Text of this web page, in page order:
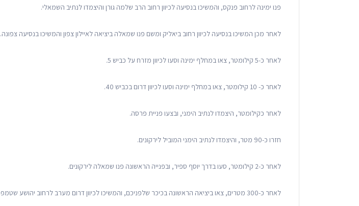
פנו ימינה לרחוב פנקס, והמשיכו בנסיעה לכיוון רחוב הרב שלמה גורן והיצמדו לנתיב השמאלי.
לאחר מכן המשיכו בנסיעה לכיוון רחוב ביאליק ומשם פנו שמאלה ביציאה לאיילון צפון והמשיכו בנסיעה צפונה.
לאחר כ-5 קילומטר, צאו במחלף ימינה וסעו לכיוון מזרח על כביש 5.
לאחר כ- 10 קילומטר, צאו במחלף ימינה וסעו לכיוון דרום בכביש 40.
לאחר כקילומטר, היצמדו לנתיב הימני, ובצעו פניית פרסה.
חזרו כ-90 מטר, והיצמדו לנתיב הימני המוביל לירקונים.
לאחר כ-2 קילומטר, סעו בדרך יוסף ספיר, ובפנייה הראשונה פנו שמאלה לירקונים.
לאחר כ-300 מטרים, צאו ביציאה הראשונה בכיכר שלפניכם, והמשיכו לכיוון דרום מערב לרחוב יהושע שטמפפר.